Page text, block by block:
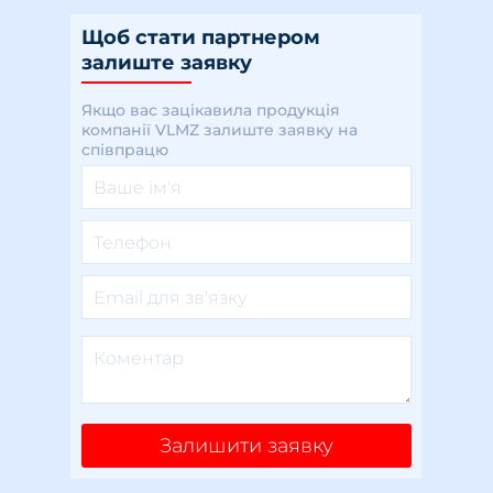
Щоб стати партнером
залиште заявку
Якщо вас зацікавила продукція
компанії VLMZ залиште заявку на
співпрацю
Залишити заявку